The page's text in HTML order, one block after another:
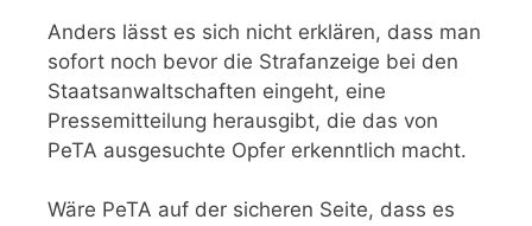
Anders lässt es sich nicht erklären, dass man
sofort noch bevor die Strafanzeige bei den
Staatsanwaltschaften eingeht, eine
Pressemitteilung herausgibt, die das von
PeTA ausgesuchte Opfer erkenntlich macht.
Wäre PeTA auf der sicheren Seite, dass es